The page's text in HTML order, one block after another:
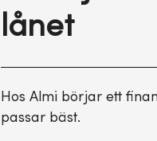
lånet
Hos Almi börjar ett
passar bäst.